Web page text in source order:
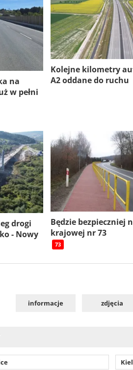
na
w pełni
Kolejne kilometry
A2 oddane do ruchu
drogi
- Nowy
Będzie bezpieczniej
krajowej nr 73
73
informacje zdjęcia